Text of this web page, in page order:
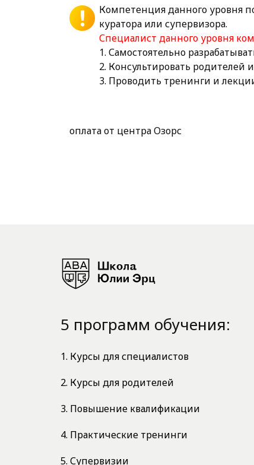
Компетенция данного уровня
куратора или супервизора.
Специалист данного уровня
1. Самостоятельно
2. Консультировать
3. Проводить тренинги и
оплата от центра Озорс
5 программ обучения:
1. Курсы для специалистов
2. Курсы для родителей
3. Повышение квалификации
4. Практические тренинги
5. Супервизии